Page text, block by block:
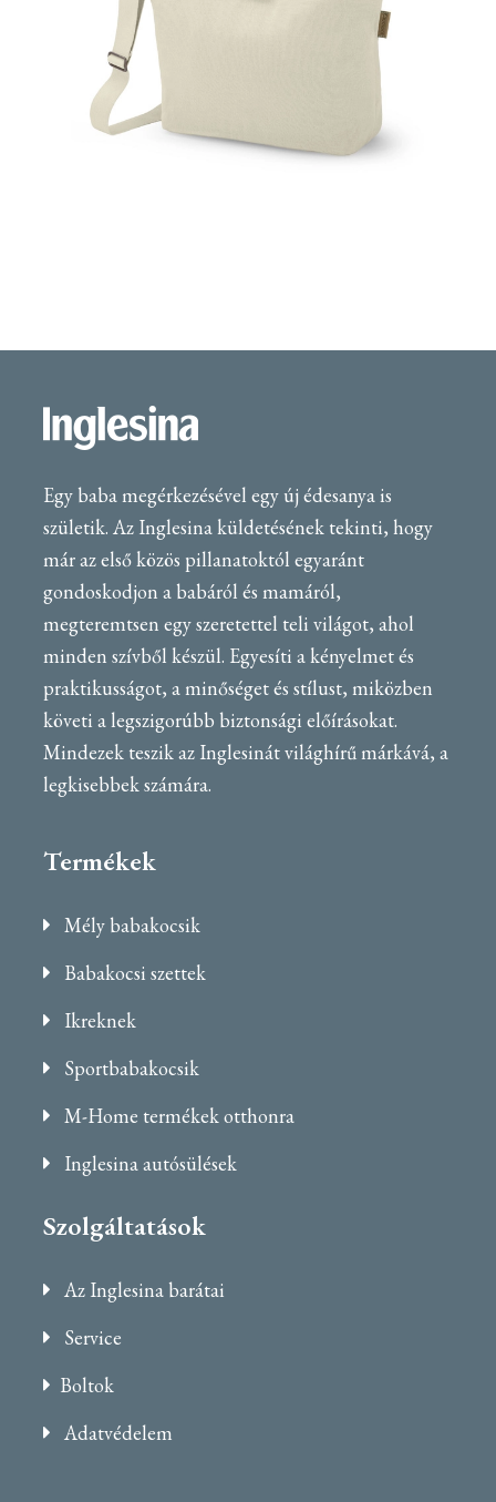
Egy baba megérkezésével egy új édesanya is
születik. Az Inglesina küldetésének tekinti, hogy
már az első közös pillanatoktól egyaránt
gondoskodjon a babáról és mamáról,
megteremtsen egy szeretettel teli világot, ahol
minden szívből készül. Egyesíti a kényelmet és
praktikusságot, a minőséget és stílust, miközben
követi a legszigorúbb biztonsági előírásokat.
Mindezek teszik az Inglesinát világhírű márkává, a
legkisebbek számára.
Termékek
Mély babakocsik
Babakocsi szettek
Ikreknek
Sportbabakocsik
M-Home termékek otthonra
Inglesina autósülések
Szolgáltatások
Az Inglesina barátai
Service
Boltok
Adatvédelem